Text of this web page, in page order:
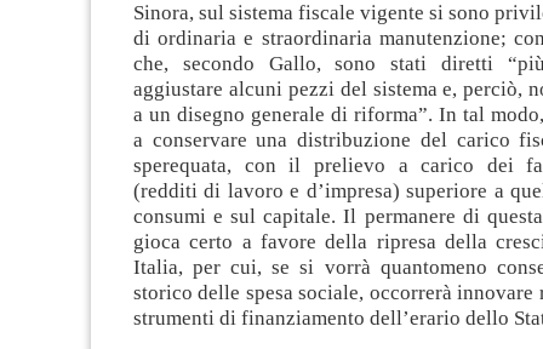
Sinora, sul sistema fiscale vigente si sono
di ordinaria e straordinaria manutenzione;
che, secondo Gallo, sono stati diretti
aggiustare alcuni pezzi del sistema e, perciò,
a un disegno generale di riforma”. In tal
a conservare una distribuzione del carico
sperequata, con il prelievo a carico dei
(redditi di lavoro e d’impresa) superiore a
consumi e sul capitale. Il permanere di
gioca certo a favore della ripresa della
Italia, per cui, se si vorrà quantomeno
storico delle spesa sociale, occorrerà
strumenti di finanziamento dell’erario dello